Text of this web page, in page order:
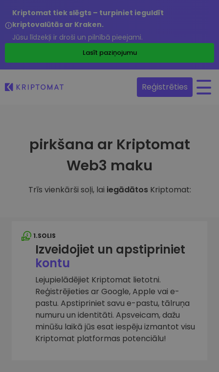
Kriptomat tiek slēgts – turpiniet ieguldīt
kriptovalūtās ar Kraken.
Jūsu līdzekļi ir droši un pilnībā pieejami.
Lasīt paziņojumu
Reģistrēties
pirkšana ar Kriptomat
Web3 maku
Trīs vienkārši soļi, lai iegādātos Kriptomat:
1.SOLIS
Izveidojiet un apstipriniet
kontu
Lejupielādējiet Kriptomat lietotni.
Reģistrējieties ar Google, Apple vai e-
pastu. Apstipriniet savu e-pastu, tālruņa
numuru un identitāti. Apsveicam, dažu
minūšu laikā jūs esat iespēju izmantot visu
Kriptomat platformas potenciālu!